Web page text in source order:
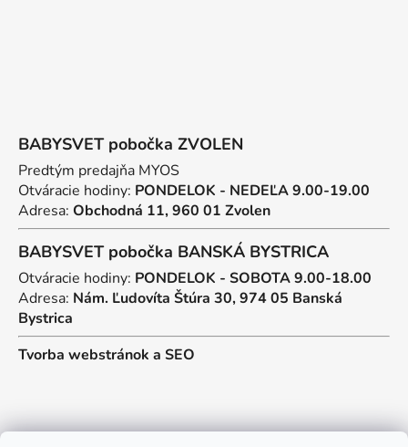
BABYSVET pobočka ZVOLEN
Predtým predajňa MYOS
Otváracie hodiny: PONDELOK - NEDEĽA 9.00-19.00
Adresa: Obchodná 11, 960 01 Zvolen
BABYSVET pobočka BANSKÁ BYSTRICA
Otváracie hodiny: PONDELOK - SOBOTA 9.00-18.00
Adresa: Nám. Ľudovíta Štúra 30, 974 05 Banská
Bystrica
Tvorba webstránok a SEO